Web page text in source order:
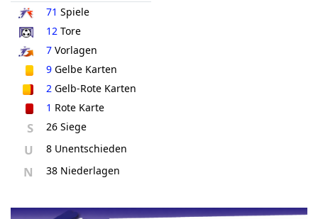
71 Spiele
12 Tore
7 Vorlagen
9 Gelbe Karten
2 Gelb-Rote Karten
1 Rote Karte
S 26 Siege
U 8 Unentschieden
N 38 Niederlagen